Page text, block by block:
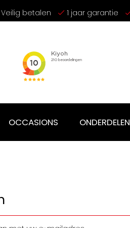
Veilig betalen 1 jaar garantie
OCCASIONS ONDERDELEN